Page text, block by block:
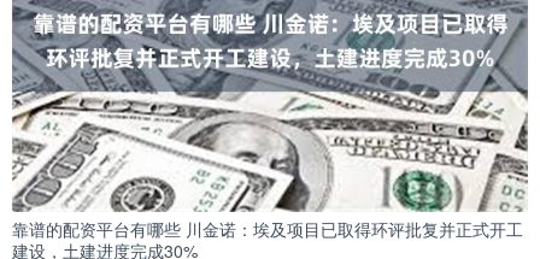
靠谱的配资平台有哪些 川金诺：埃及项目已取得环评批复并正式开工
建设，土建进度完成30%